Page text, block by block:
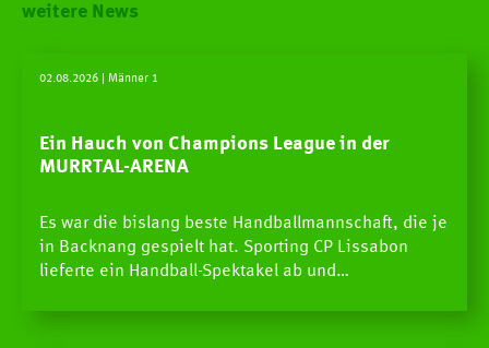
weitere News
02.08.2026 | Männer 1
Ein Hauch von Champions League in der
MURRTAL-ARENA
Es war die bislang beste Handballmannschaft, die je
in Backnang gespielt hat. Sporting CP Lissabon
lieferte ein Handball-Spektakel ab und…